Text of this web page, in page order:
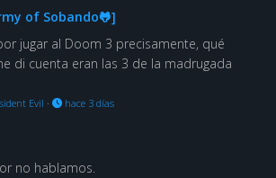
of Sobando🐸]
jugar al Doom 3 precisamente, qué
di cuenta eran las 3 de la madrugada
Evil · hace 3 días
no hablamos.